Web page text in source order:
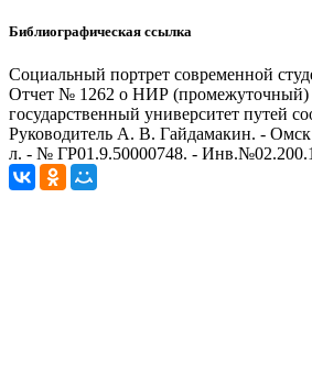
Библиографическая ссылка
Социальный портрет современной
Отчет № 1262 о НИР
государственный университет путей
Руководитель А. В. Гайдамакин. -
л. - № ГР01.9.50000748. -